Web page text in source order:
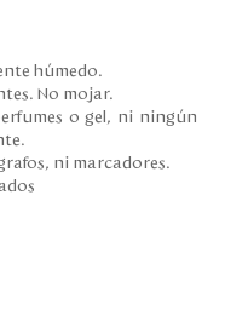
húmedo.
No mojar.
o gel, ni ningún
ni marcadores.